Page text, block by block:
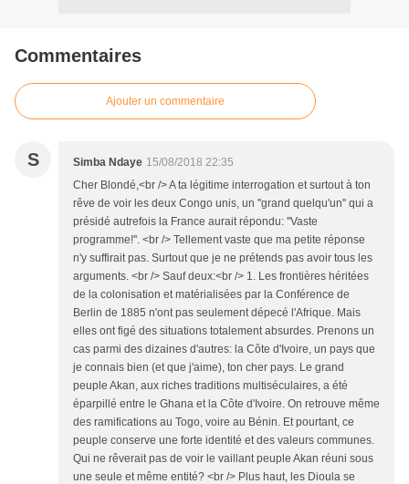
Commentaires
Ajouter un commentaire
S Simba Ndaye 15/08/2018 22:35
Cher Blondé,<br /> A ta légitime interrogation et surtout à ton
rêve de voir les deux Congo unis, un ''grand quelqu'un'' qui a
présidé autrefois la France aurait répondu: ''Vaste
programme!''. <br /> Tellement vaste que ma petite réponse
n'y suffirait pas. Surtout que je ne prétends pas avoir tous les
arguments. <br /> Sauf deux:<br /> 1. Les frontières héritées
de la colonisation et matérialisées par la Conférence de
Berlin de 1885 n'ont pas seulement dépecé l'Afrique. Mais
elles ont figé des situations totalement absurdes. Prenons un
cas parmi des dizaines d'autres: la Côte d'Ivoire, un pays que
je connais bien (et que j'aime), ton cher pays. Le grand
peuple Akan, aux riches traditions multiséculaires, a été
éparpillé entre le Ghana et la Côte d'Ivoire. On retrouve même
des ramifications au Togo, voire au Bénin. Et pourtant, ce
peuple conserve une forte identité et des valeurs communes.
Qui ne rêverait pas de voir le vaillant peuple Akan réuni sous
une seule et même entité? <br /> Plus haut, les Dioula se